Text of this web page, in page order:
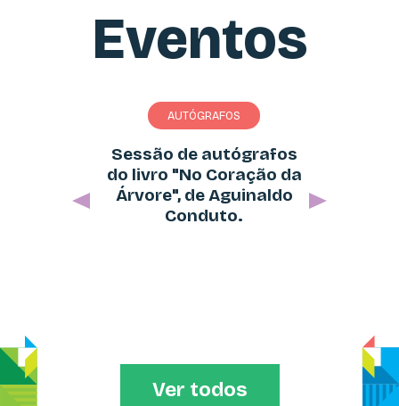
Eventos
AUTÓGRAFOS
Sessão de autógrafos
do livro "Socorro! Tenho
a Cabeça Cheia de
Chiliques", de Susana
Ver todos